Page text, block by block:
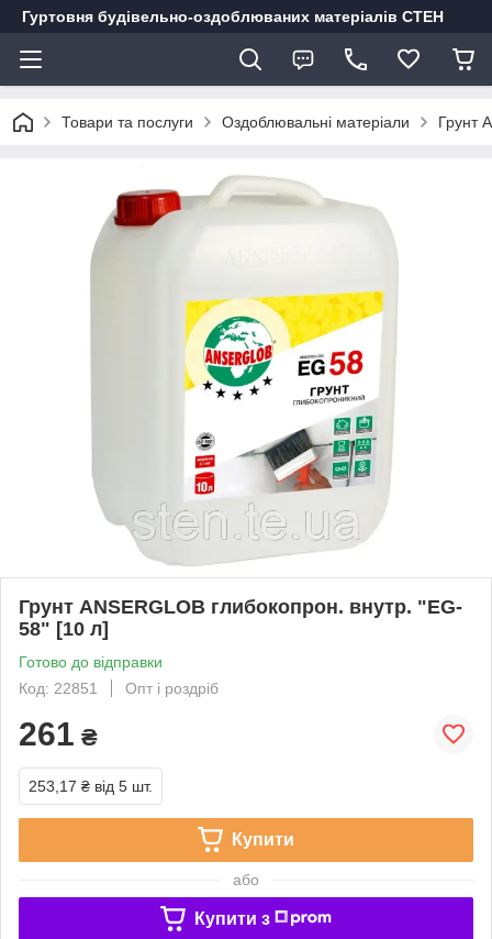
Гуртовня будівельно-оздоблюваних матеріалів СТЕН
Товари та послуги Оздоблювальні матеріали Грунт
Грунт ANSERGLOB глибокопрон. внутр. "EG-
58" [10 л]
Готово до відправки
Код: 22851
Опт і роздріб
261 ₴
253,17 ₴ від 5 шт.
Купити
або
Купити з